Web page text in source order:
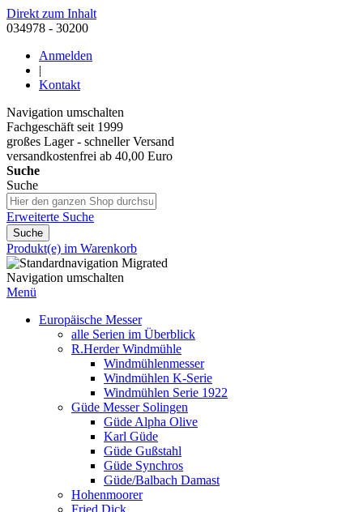
Direkt zum Inhalt
034978 - 30200
Anmelden
|
Kontakt
Navigation umschalten
Fachgeschäft seit 1999
großes Lager - schneller Versand
versandkostenfrei ab 40,00 Euro
Suche
Suche
Erweiterte Suche
Suche
Produkt(e) im Warenkorb
Navigation umschalten
Menü
Europäische Messer
alle Serien im Überblick
R.Herder Windmühle
Windmühlenmesser
Windmühlen K-Serie
Windmühlen Serie 1922
Güde Messer Solingen
Güde Alpha Olive
Karl Güde
Güde Gußstahl
Güde Synchros
Güde/Balbach Damast
Hohenmoorer
Fried.Dick